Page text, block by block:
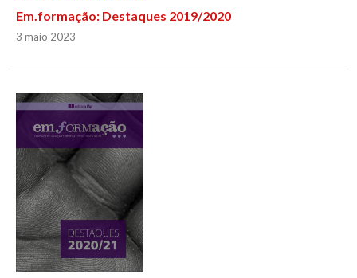
Em.formação: Destaques 2019/2020
3 maio 2023